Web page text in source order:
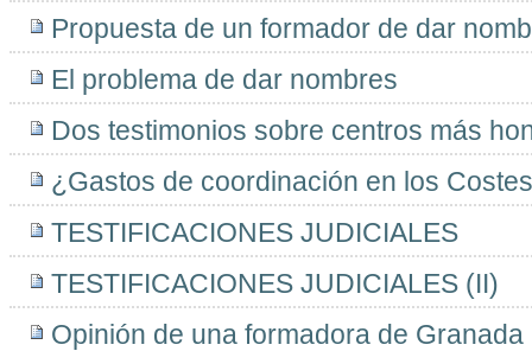
Propuesta de un formador de dar
El problema de dar nombres
Dos testimonios sobre centros más
¿Gastos de coordinación en los
TESTIFICACIONES JUDICIALES
TESTIFICACIONES JUDICIALES (II)
Opinión de una formadora de Granada